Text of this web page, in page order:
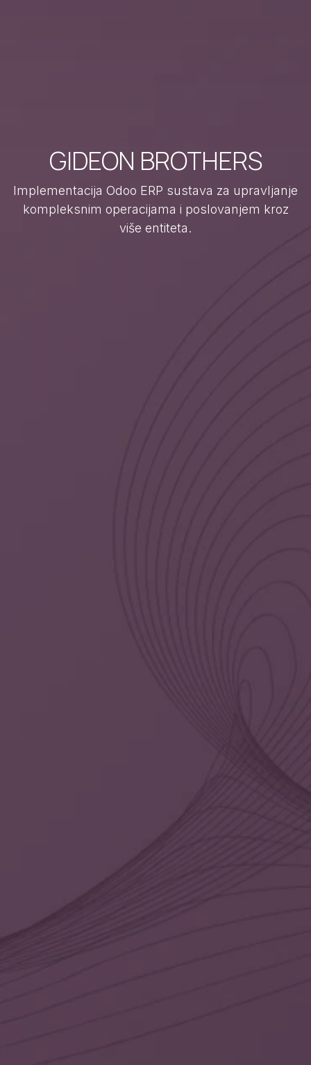
GIDEON BROTHERS
Implementacija Odoo ERP sustava za upravljanje
kompleksnim operacijama i poslovanjem kroz
više entiteta.